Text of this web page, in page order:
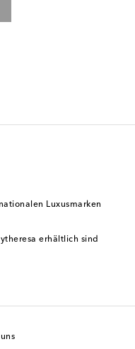
Luxusmarken
erhältlich sind